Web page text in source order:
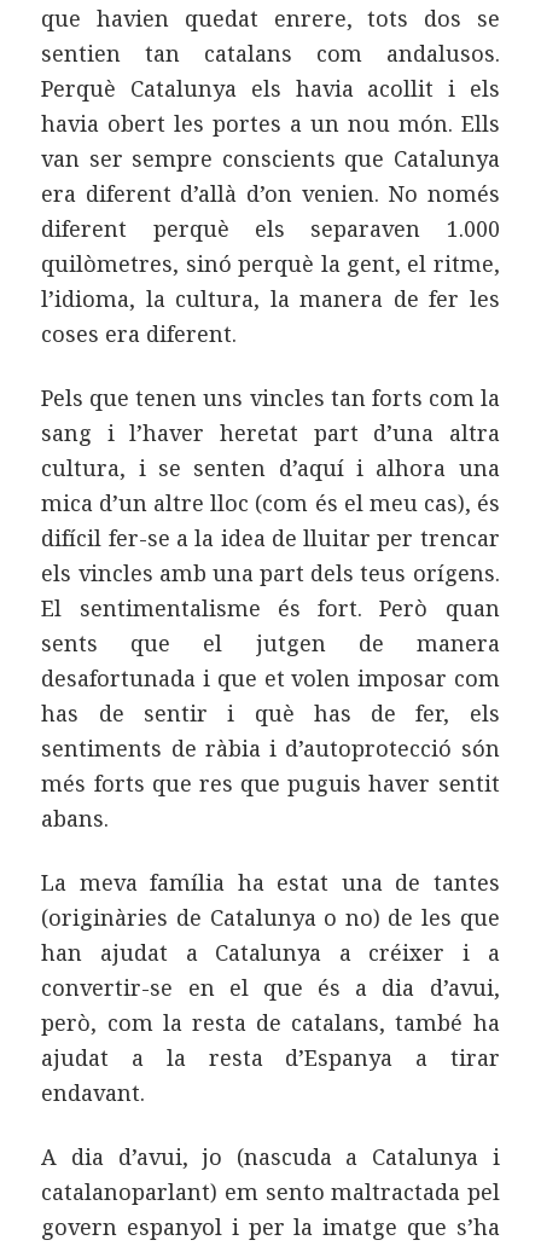
que havien quedat enrere, tots dos se
sentien tan catalans com andalusos.
Perquè Catalunya els havia acollit i els
havia obert les portes a un nou món. Ells
van ser sempre conscients que Catalunya
era diferent d’allà d’on venien. No només
diferent perquè els separaven 1.000
quilòmetres, sinó perquè la gent, el ritme,
l’idioma, la cultura, la manera de fer les
coses era diferent.
Pels que tenen uns vincles tan forts com la
sang i l’haver heretat part d’una altra
cultura, i se senten d’aquí i alhora una
mica d’un altre lloc (com és el meu cas), és
difícil fer-se a la idea de lluitar per trencar
els vincles amb una part dels teus orígens.
El sentimentalisme és fort. Però quan
sents que el jutgen de manera
desafortunada i que et volen imposar com
has de sentir i què has de fer, els
sentiments de ràbia i d’autoprotecció són
més forts que res que puguis haver sentit
abans.
La meva família ha estat una de tantes
(originàries de Catalunya o no) de les que
han ajudat a Catalunya a créixer i a
convertir-se en el que és a dia d’avui,
però, com la resta de catalans, també ha
ajudat a la resta d’Espanya a tirar
endavant.
A dia d’avui, jo (nascuda a Catalunya i
catalanoparlant) em sento maltractada pel
govern espanyol i per la imatge que s’ha